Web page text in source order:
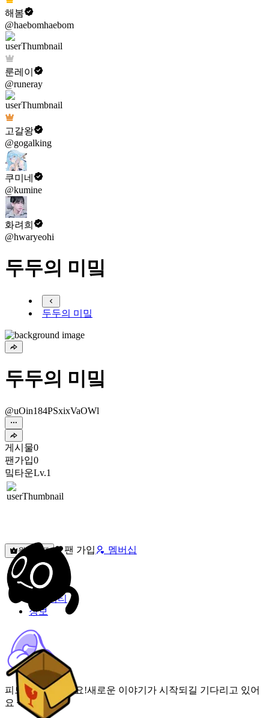
해봄
@haebomhaebom
룬레이
@runeray
고갈왕
@gogalking
쿠미네
@kumine
화려희
@hwaryeohi
두두의 미밐
두두의 미밐
두두의 미밐
@uOin184PSxixVaOWl
게시물0
팬가입0
밐타운Lv.1
원픽선택 팬 가입 멤버십
밐타운
피드
커뮤니티
정보
피드가 비어있어요!새로운 이야기가 시작되길 기다리고 있어
요 🌟